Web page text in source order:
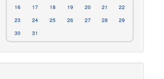
16
17 18 19 20 21
22
23
24 25 26 27 28
29
30
31